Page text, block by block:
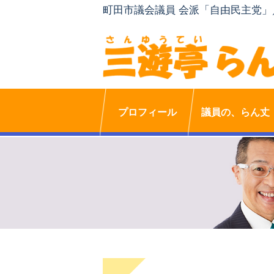
町田市議会議員 会派「自由民主党
プロフィール 議員の、らん丈